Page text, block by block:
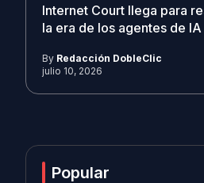
Internet Court llega para
la era de los agentes de IA
By Redacción DobleClic
julio 10, 2026
Popular